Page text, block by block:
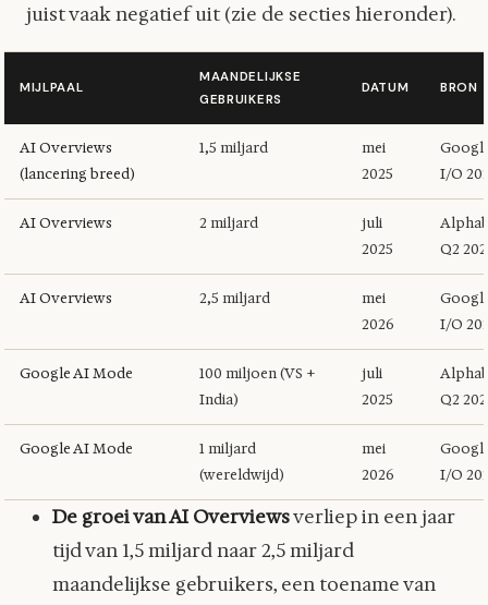
juist vaak negatief uit (zie de secties hieronder).
MIJLPAAL
MAANDELIJKSE
GEBRUIKERS
DATUM BRON
AI Overviews
(lancering breed)
1,5 miljard
mei
2025
I/O
AI Overviews 2 miljard
juli
2025
Q2
AI Overviews 2,5 miljard
mei
2026
I/O
Google AI Mode
100 miljoen (VS +
India)
juli
2025
Q2
Google AI Mode
1 miljard
(wereldwijd)
mei
2026
I/O
De groei van AI Overviewsverliep in een jaar
tijd van 1,5 miljard naar 2,5 miljard
maandelijkse gebruikers, een toename van